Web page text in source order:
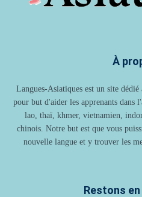
À
Langues-Asiatiques est un site
pour but d'aider les apprenants dans
lao, thaï, khmer, vietnamien,
chinois. Notre but est que vous
nouvelle langue et y trouver les
Restons